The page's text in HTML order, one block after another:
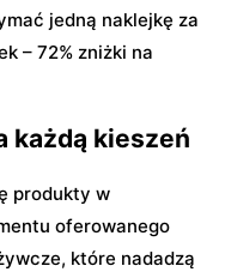
jedną naklejkę za
– 72% zniżki na
każdą kieszeń
produkty w
oferowanego
które nadadzą